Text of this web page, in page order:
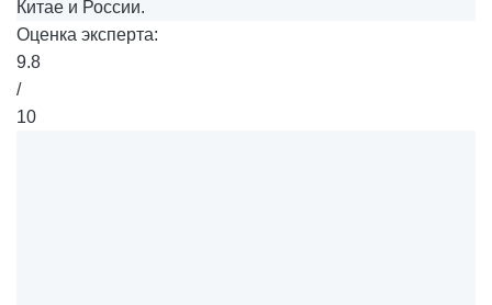
Китае и России.
Оценка эксперта:
9.8
/
10